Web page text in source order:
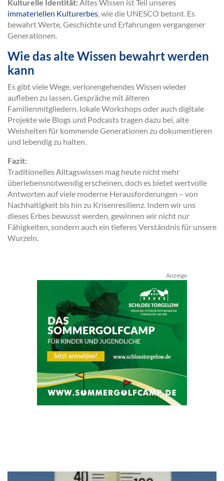
Kulturelle Identität:Altes Wissen ist Teil unseres
immateriellen Kulturerbes, wie die UNESCO betont. Es
bewahrt Werte, Geschichte und Erfahrungen vergangener
Generationen.
Wie das alte Wissen bewahrt werden
kann
Es gibt viele Wege, verlorengehendes Wissen wieder
aufleben zu lassen. Gespräche mit älteren
Familienmitgliedern, lokale Workshops oder auch digitale
Projekte wie Blogs und Podcasts tragen dazu bei, alte
Weisheiten für kommende Generationen zu dokumentieren
und lebendig zu halten.
Fazit:
Traditionelles Alltagswissen mag heute nicht mehr
überlebensnotwendig erscheinen, doch es bietet wertvolle
Antworten auf viele moderne Herausforderungen – von
Nachhaltigkeit bis hin zu Krisenresilienz. Indem wir uns
dieses Erbes bewusst werden, gewinnen wir nicht nur
Fähigkeiten, sondern auch ein tieferes Verständnis für unsere
Wurzeln.
Anzeige